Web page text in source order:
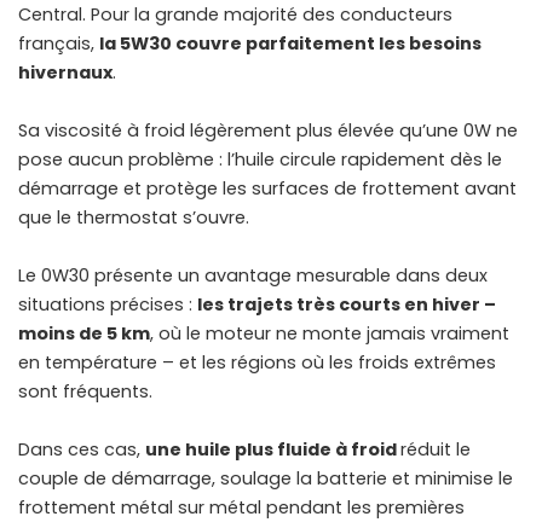
Central. Pour la grande majorité des conducteurs
français, la 5W30 couvre parfaitement les besoins
hivernaux.
Sa viscosité à froid légèrement plus élevée qu’une 0W ne
pose aucun problème : l’huile circule rapidement dès le
démarrage et protège les surfaces de frottement avant
que le thermostat s’ouvre.
Le 0W30 présente un avantage mesurable dans deux
situations précises : les trajets très courts en hiver –
moins de 5 km, où le moteur ne monte jamais vraiment
en température – et les régions où les froids extrêmes
sont fréquents.
Dans ces cas, une huile plus fluide à froidréduit le
couple de démarrage, soulage la batterie et minimise le
frottement métal sur métal pendant les premières